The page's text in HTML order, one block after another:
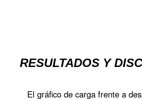
RESULTADOS Y
El gráfico de carga frente a